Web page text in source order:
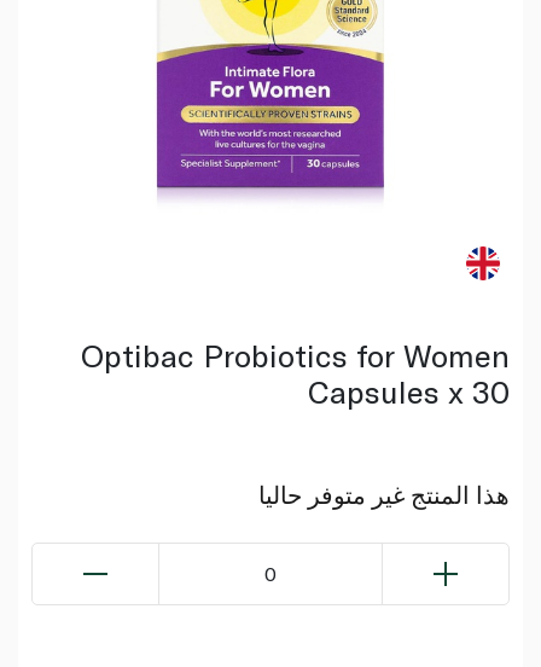
Optibac Probiotics for Women
Capsules x 30
هذا المنتج غير متوفر حاليا
0